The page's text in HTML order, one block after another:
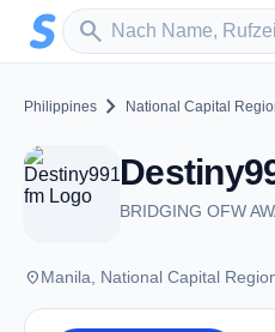
Zum Hauptinhalt springen
search
Sender suchen
Philippines chevron_right National Capital
BRIDGING OFW
placeManila, National Capital